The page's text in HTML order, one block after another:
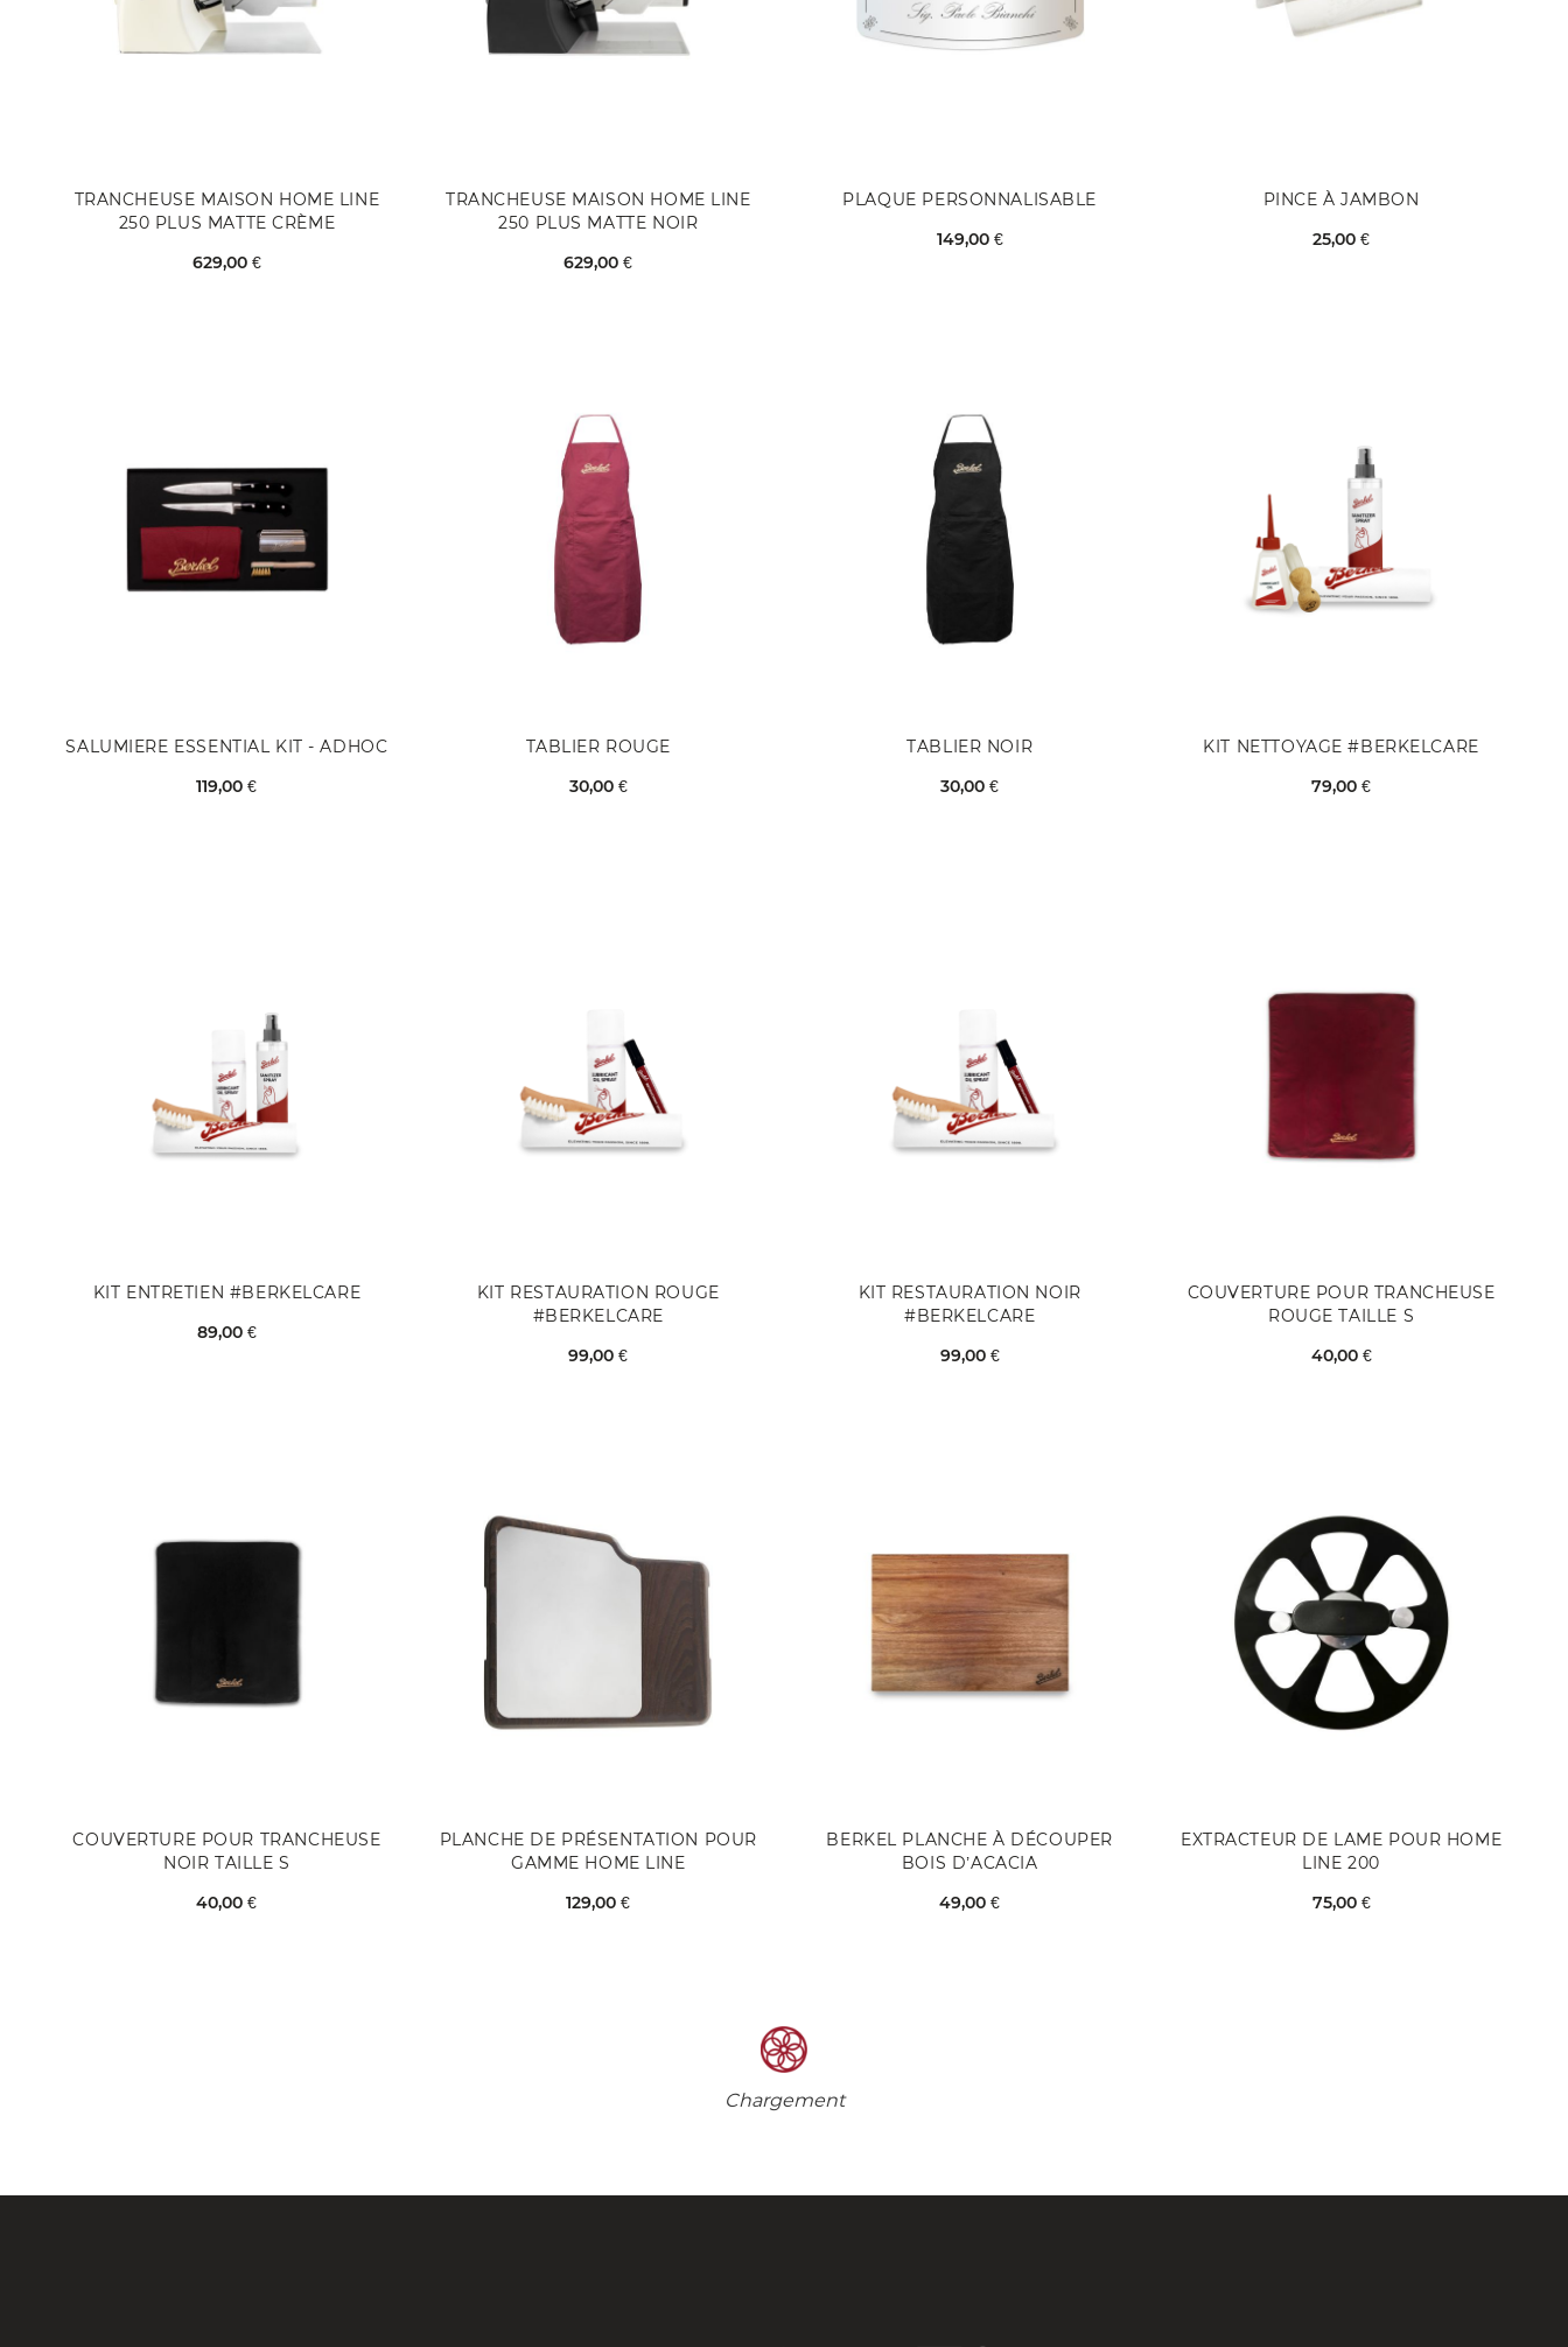
TRANCHEUSE MAISON HOME LINE
250 PLUS MATTE CRÈME
629,00 €
TRANCHEUSE MAISON HOME LINE
250 PLUS MATTE NOIR
629,00 €
PLAQUE PERSONNALISABLE
149,00 €
PINCE À JAMBON
25,00 €
SALUMIERE ESSENTIAL KIT - ADHOC
119,00 €
TABLIER ROUGE
30,00 €
TABLIER NOIR
30,00 €
KIT NETTOYAGE #BERKELCARE
79,00 €
KIT ENTRETIEN #BERKELCARE
89,00 €
KIT RESTAURATION ROUGE
#BERKELCARE
99,00 €
KIT RESTAURATION NOIR
#BERKELCARE
99,00 €
COUVERTURE POUR TRANCHEUSE
ROUGE TAILLE S
40,00 €
COUVERTURE POUR TRANCHEUSE
NOIR TAILLE S
40,00 €
PLANCHE DE PRÉSENTATION POUR
GAMME HOME LINE
129,00 €
BERKEL PLANCHE À DÉCOUPER
BOIS D’ACACIA
49,00 €
EXTRACTEUR DE LAME POUR HOME
LINE 200
75,00 €
Chargement